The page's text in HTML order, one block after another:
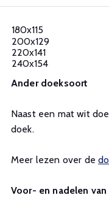
180x115
200x129
220x141
240x154
Ander doeksoort
Naast een mat wit
doek.
Meer lezen over de
Voor- en nadelen